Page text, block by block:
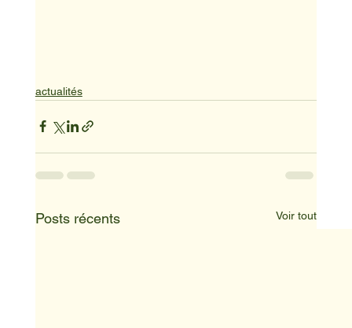
actualités
Posts récents Voir tout